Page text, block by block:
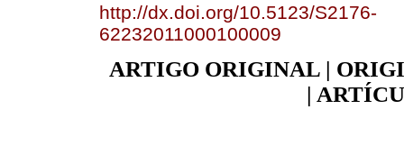
http://dx.doi.org/10.5123/S2176-
62232011000100009
ARTIGO ORIGINAL |
|